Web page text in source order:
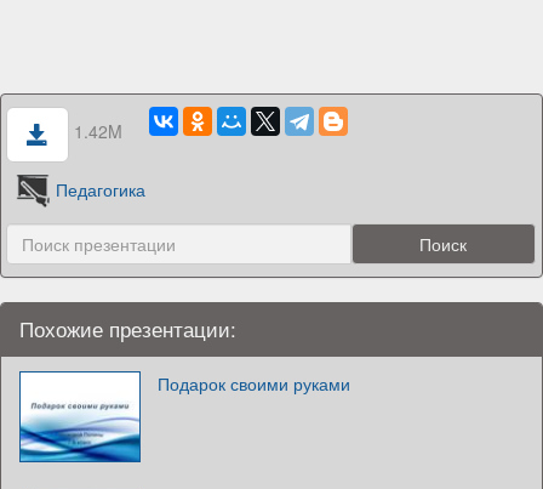
1.42M
Педагогика
Похожие презентации:
Подарок своими руками